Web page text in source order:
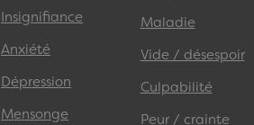
Insignifiance
Anxiété
Dépression
Mensonge
Maladie
Vide / désespoir
Culpabilité
Peur / crainte